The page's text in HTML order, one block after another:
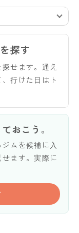
探す
せます。通え
行けた日はト
おこう。
ムを候補に入
ます。実際に